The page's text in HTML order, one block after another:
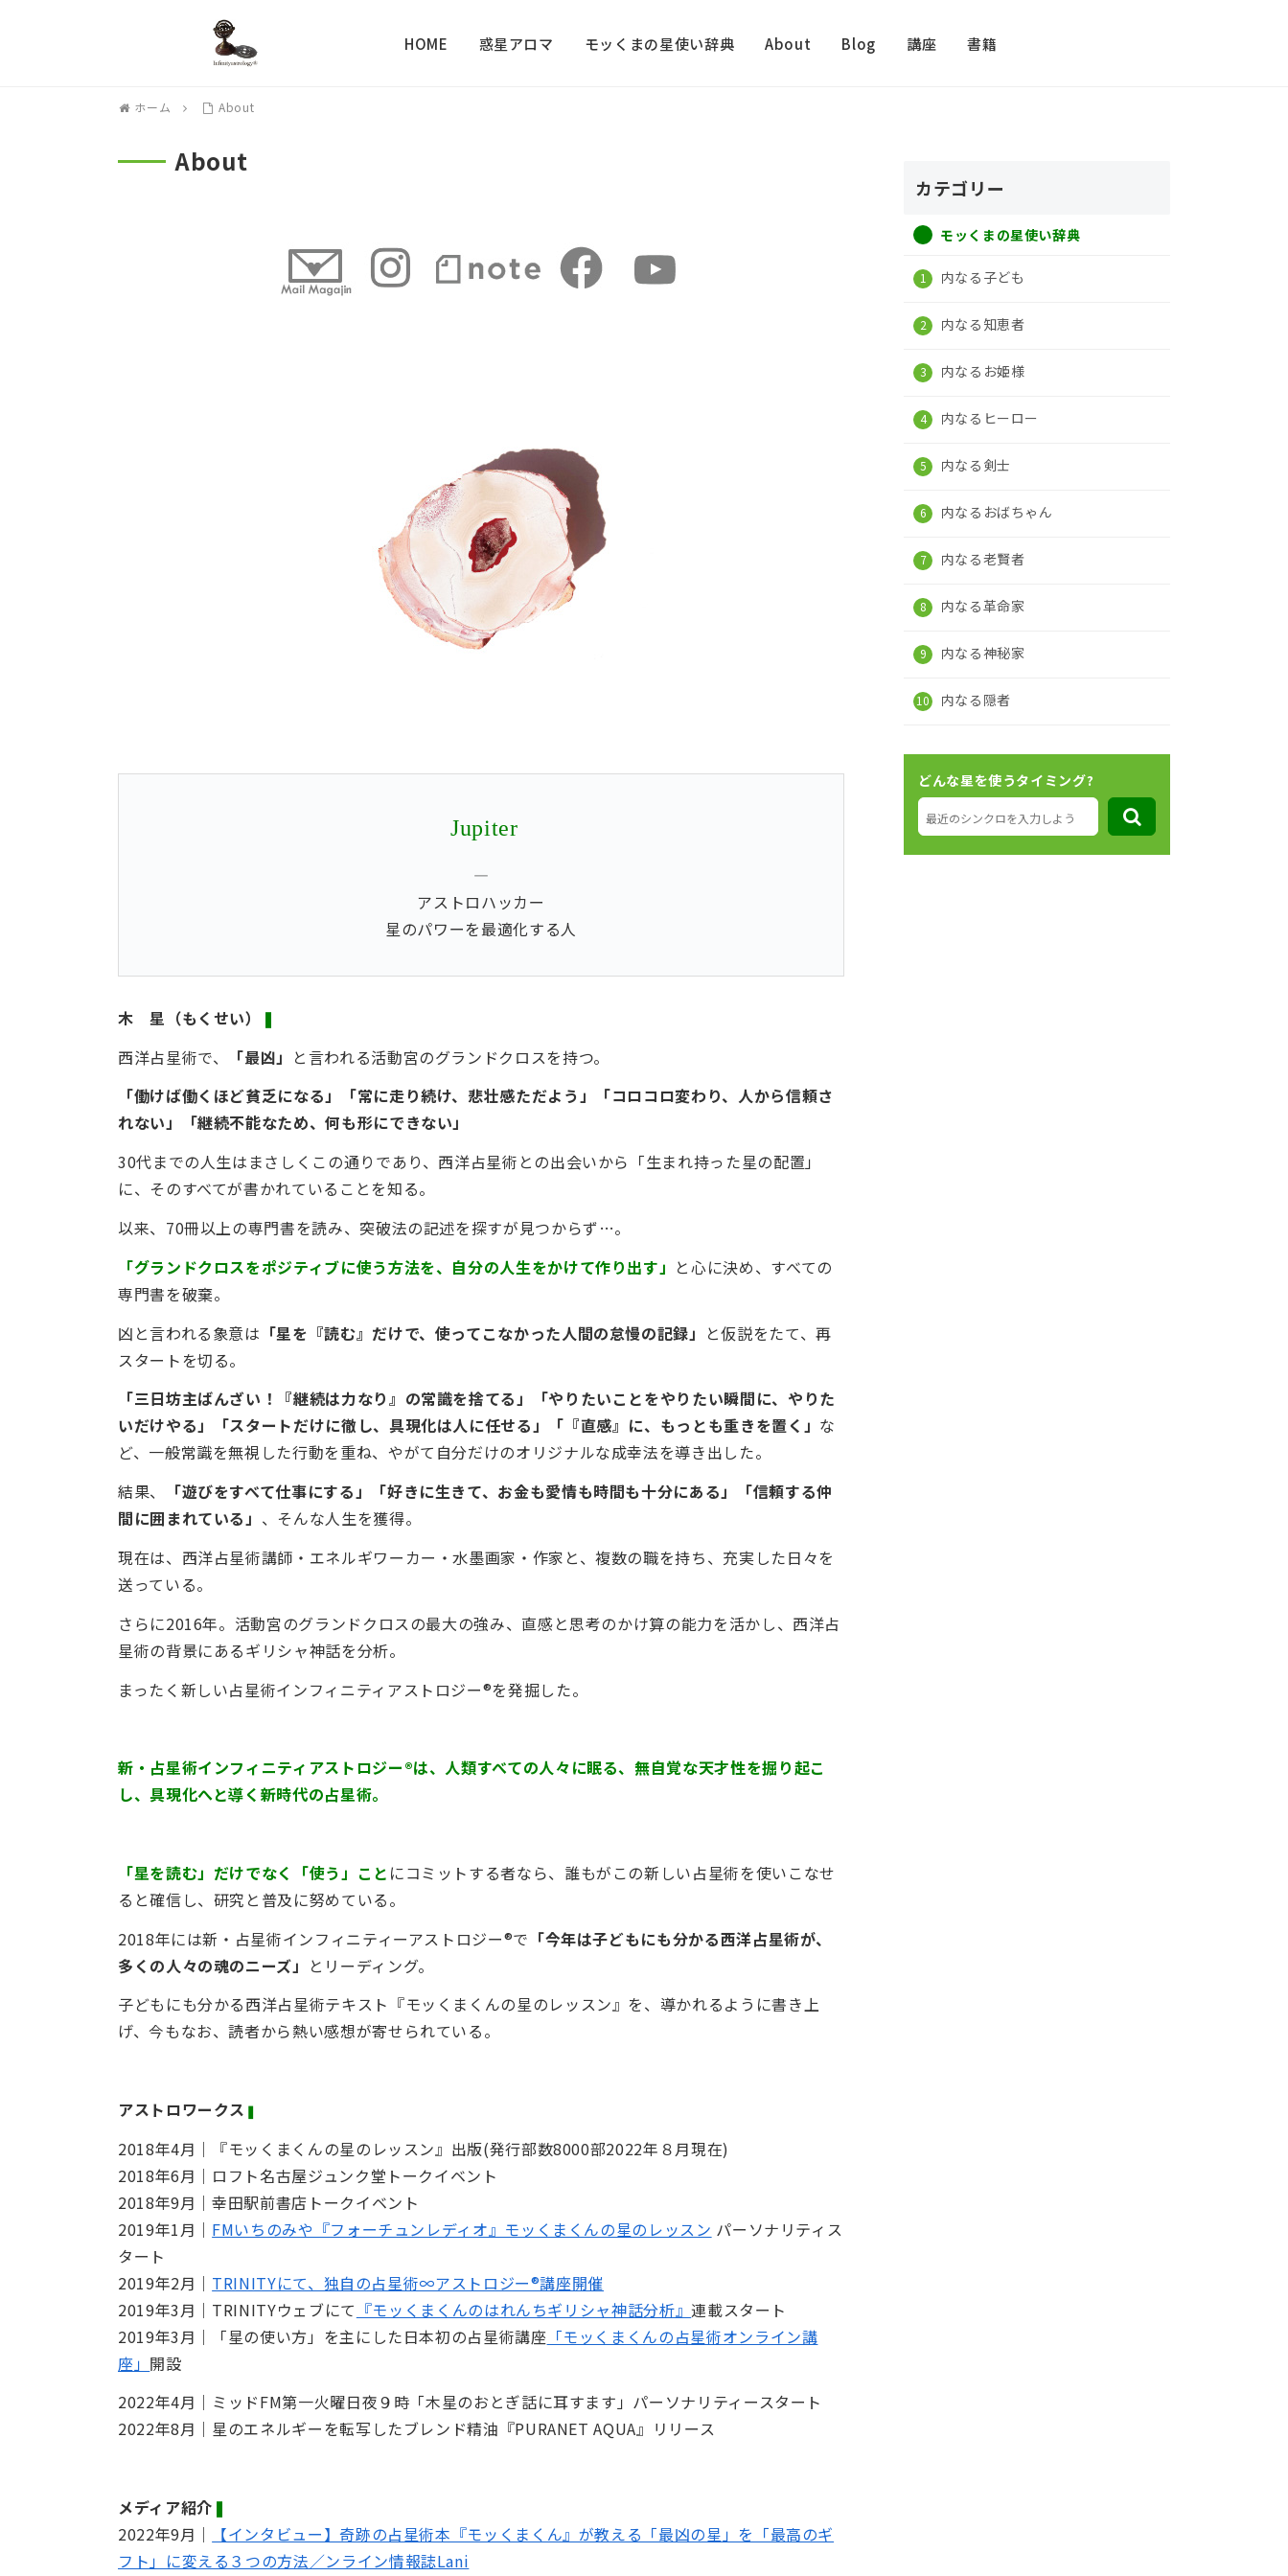
HOME 惑星アロマ モッくまの星使い辞典 About Blog 講座 書籍
ホーム About
About
Jupiter
―
アストロハッカー
星のパワーを最適化する人
木 星（もくせい）
❚
西洋占星術で、
「最凶」 と言われる活動宮のグランドクロスを持つ。
「働けば働くほど貧乏になる」「常に走り続け、悲壮感ただよう」「コロコロ変わり、人から信頼さ
れない」「継続不能なため、何も形にできない」
30代までの人生はまさしくこの通りであり、西洋占星術との出会いから「生まれ持った星の配置」
に、そのすべてが書かれていることを知る。
以来、70冊以上の専門書を読み、突破法の記述を探すが見つからず…。
「グランドクロスをポジティブに使う方法を、自分の人生をかけて作り出す」 と心に決め、すべての
専門書を破棄。
凶と言われる象意は 「星を『読む』だけで、使ってこなかった人間の怠慢の記録」 と仮説をたて、再
スタートを切る。
「三日坊主ばんざい！『継続は力なり』の常識を捨てる」「やりたいことをやりたい瞬間に、やりた
いだけやる」「スタートだけに徹し、具現化は人に任せる」「『直感』に、もっとも重きを置く」 な
ど、一般常識を無視した行動を重ね、やがて自分だけのオリジナルな成幸法を導き出した。
結果、
「遊びをすべて仕事にする」「好きに生きて、お金も愛情も時間も十分にある」「信頼する仲
間に囲まれている」 、そんな人生を獲得。
現在は、西洋占星術講師・エネルギワーカー・水墨画家・作家と、複数の職を持ち、充実した日々を
送っている。
さらに2016年。活動宮のグランドクロスの最大の強み、直感と思考のかけ算の能力を活かし、西洋占
星術の背景にあるギリシャ神話を分析。
まったく新しい占星術インフィニティアストロジー®を発掘した。
新・占星術インフィニティアストロジー®は、人類すべての人々に眠る、無自覚な天才性を掘り起こ
し、具現化へと導く新時代の占星術。
「星を読む」だけでなく「使う」こと にコミットする者なら、誰もがこの新しい占星術を使いこなせ
ると確信し、研究と普及に努めている。
2018年には新・占星術インフィニティーアストロジー®で 「今年は子どもにも分かる西洋占星術が、
多くの人々の魂のニーズ」 とリーディング。
子どもにも分かる西洋占星術テキスト『モッくまくんの星のレッスン』を、導かれるように書き上
げ、今もなお、読者から熱い感想が寄せられている。
アストロワークス ❚
2018年4月｜『モッくまくんの星のレッスン』出版(発行部数8000部2022年８月現在)
2018年6月｜ロフト名古屋ジュンク堂トークイベント
2018年9月｜幸田駅前書店トークイベント
2019年1月｜ FMいちのみや『フォーチュンレディオ』モッくまくんの星のレッスン パーソナリティス
タート
2019年2月｜ TRINITYにて、独自の占星術∞アストロジー®講座開催
2019年3月｜TRINITYウェブにて 『モッくまくんのはれんちギリシャ神話分析』連載スタート
2019年3月｜「星の使い方」を主にした日本初の占星術講座 「モッくまくんの占星術オンライン講
座」 開設
2022年4月｜ミッドFM第一火曜日夜９時「木星のおとぎ話に耳すます」パーソナリティースタート
2022年8月｜星のエネルギーを転写したブレンド精油『PURANET AQUA』リリース
メディア紹介 ❚
2022年9月｜
【インタビュー】奇跡の占星術本『モッくまくん』が教える「最凶の星」を「最高のギ
フト」に変える３つの方法／ンライン情報誌Lani
カテゴリー
モッくまの星使い辞典
内なる子ども
内なる知恵者
内なるお姫様
内なるヒーロー
内なる剣士
内なるおばちゃん
内なる老賢者
内なる革命家
内なる神秘家
内なる隠者
どんな星を使うタイミング?